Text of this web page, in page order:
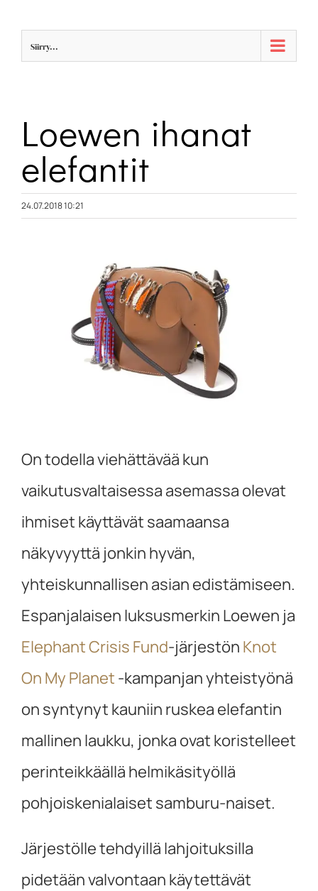
Siirry...
Loewen ihanat
elefantit
24.07.2018 10:21
isompana
On todella viehättävää kun
vaikutusvaltaisessa asemassa olevat
ihmiset käyttävät saamaansa
näkyvyyttä jonkin hyvän,
yhteiskunnallisen asian edistämiseen.
Espanjalaisen luksusmerkin Loewen ja
Elephant Crisis Fund-järjestön Knot
On My Planet -kampanjan yhteistyönä
on syntynyt kauniin ruskea elefantin
mallinen laukku, jonka ovat koristelleet
perinteikkäällä helmikäsityöllä
pohjoiskenialaiset samburu-naiset.
Järjestölle tehdyillä lahjoituksilla
pidetään valvontaan käytettävät